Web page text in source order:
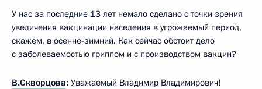
У нас за последние 13 лет немало сделано с точки зрения
увеличения вакцинации населения в угрожаемый период,
скажем, в осенне-зимний. Как сейчас обстоит дело
с заболеваемостью гриппом и с производством вакцин?
В.Скворцова: Уважаемый Владимир Владимирович!